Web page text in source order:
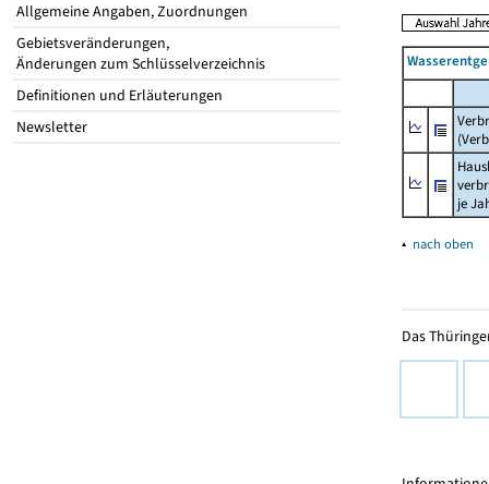
Allgemeine Angaben, Zuordnungen
Gebietsveränderungen,
Änderungen zum Schlüsselverzeichnis
Definitionen und Erläuterungen
Newsletter
je
▴ nach oben
Das